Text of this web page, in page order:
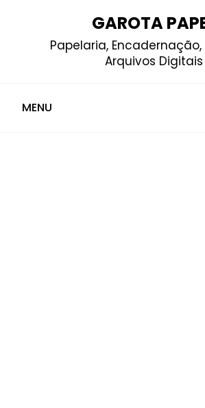
GAROTA
Papelaria, Encadernação,
Arquivos Digitais
MENU